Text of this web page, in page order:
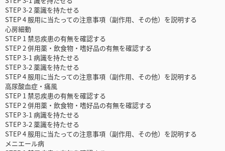
STEP 3-2 薬識を持たせる
STEP 4 服用に当たっての注意事項（副作用、その他）を説明する
心房細動
STEP 1 禁忌疾患の有無を確認する
STEP 2 併用薬・飲食物・嗜好品の有無を確認する
STEP 3-1 病識を持たせる
STEP 3-2 薬識を持たせる
STEP 4 服用に当たっての注意事項（副作用、その他）を説明する
高尿酸血症・痛風
STEP 1 禁忌疾患の有無を確認する
STEP 2 併用薬・飲食物・嗜好品の有無を確認する
STEP 3-1 病識を持たせる
STEP 3-2 薬識を持たせる
STEP 4 服用に当たっての注意事項（副作用、その他）を説明する
メニエール病